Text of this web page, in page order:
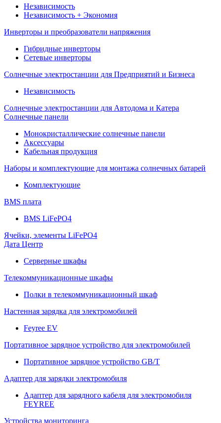
Независимость
Независимость + Экономия
Инверторы и преобразователи напряжения
Гибридные инверторы
Сетевые инверторы
Солнечные электростанции для Предприятий и Бизнеса
Независимость
Солнечные электростанции для Автодома и Катера
Солнечные панели
Монокристаллические солнечные панели
Аксессуары
Кабельная продукция
Наборы и комплектующие для монтажа солнечных батарей
Комплектующие
BMS плата
BMS LiFePO4
Ячейки, элементы LiFePO4
Дата Центр
Серверные шкафы
Телекоммуникационные шкафы
Полки в телекоммуникационный шкаф
Настенная зарядка для электромобилей
Feyree EV
Портативное зарядное устройство для электромобилей
Портативное зарядное устройство GB/T
Адаптер для зарядки электромобиля
Адаптер для зарядного кабеля для электромобиля
FEYREE
Устройства мониторинга